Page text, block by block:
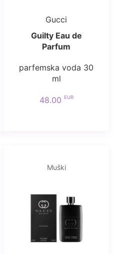
Gucci
Guilty Eau de
Parfum
parfemska voda 30
ml
48.00 EUR
Muški